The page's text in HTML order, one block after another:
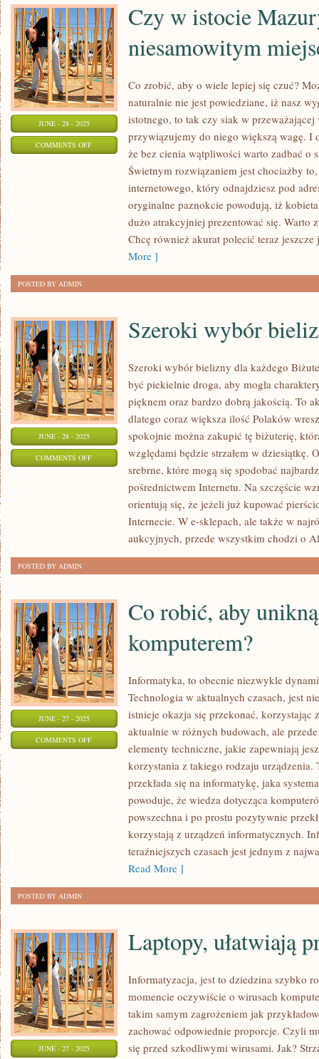
JUNE - 28 - 2025
COMMENTS OFFON
NIESAMOWITYM
Czy w istocie
niesamowitym
Co zrobić, aby o wiele lepiej się czuć?
naturalnie nie jest powiedziane, iż nasz
istotnego, to tak czy siak w
przywiązujemy do niego większą wagę. I
że bez cienia wątpliwości warto zadbać o
Świetnym rozwiązaniem jest chociażby
internetowego, który odnajdziesz pod
oryginalne paznokcie powodują, iż
dużo atrakcyjniej prezentować się. Warto
Chcę również akurat polecić teraz
More ]
POSTED BY ADMIN
JUNE - 28 - 2025
COMMENTS OFFON
Szeroki wybór
Szeroki wybór bielizny dla każdego
być piekielnie droga, aby mogła
pięknem oraz bardzo dobrą jakością. To
dlatego coraz większa ilość Polaków
spokojnie można zakupić tę biżuterię,
względami będzie strzałem w dziesiątkę.
srebrne, które mogą się spodobać
pośrednictwem Internetu. Na szczęście
orientują się, że jeżeli już kupować
Internecie. W e-sklepach, ale także w
aukcyjnych, przede wszystkim chodzi o
POSTED BY ADMIN
JUNE - 27 - 2025
COMMENTS OFFON
KOMPUTEREM?
Co robić, aby
komputerem?
Informatyka, to obecnie niezwykle
Technologia w aktualnych czasach, jest
istnieje okazja się przekonać, korzystając
aktualnie w różnych budowach, ale
elementy techniczne, jakie zapewniają
korzystania z takiego rodzaju urządzenia.
przekłada się na informatykę, jaka
powoduje, że wiedza dotycząca
powszechna i po prostu pozytywnie
korzystają z urządzeń informatycznych.
teraźniejszych czasach jest jednym z
Read More ]
POSTED BY ADMIN
JUNE - 27 - 2025
Laptopy, ułatwiają
Informatyzacja, jest to dziedzina szybko
momencie oczywiście o wirusach
takim samym zagrożeniem jak
zachować odpowiednie proporcje. Czyli
się przed szkodliwymi wirusami. Jak?